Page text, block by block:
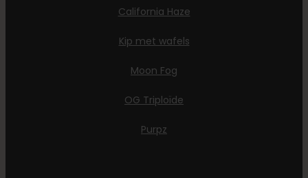
California Haze
Kip met wafels
Moon Fog
OG Triploïde
Purpz